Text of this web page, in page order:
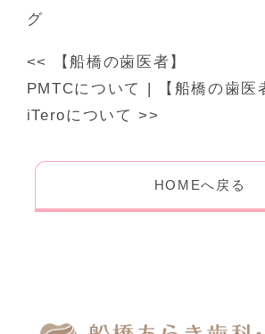
グ
<<
【船橋の歯医者】
PMTCについて
|
【船橋の歯医
iTeroについて>>
HOMEへ戻る